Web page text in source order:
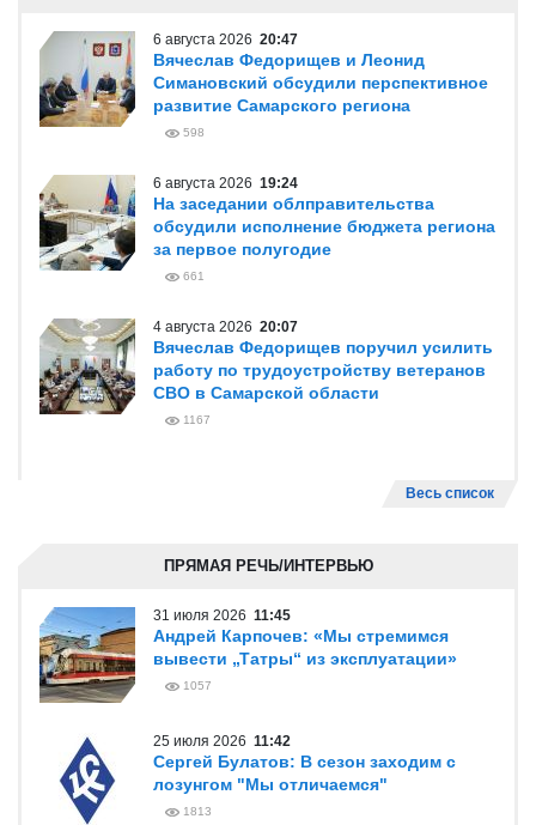
6 августа 2026 20:47
Вячеслав Федорищев и Леонид
Симановский обсудили перспективное
развитие Самарского региона
598
6 августа 2026 19:24
На заседании облправительства
обсудили исполнение бюджета региона
за первое полугодие
661
4 августа 2026 20:07
Вячеслав Федорищев поручил усилить
работу по трудоустройству ветеранов
СВО в Самарской области
1167
Весь список
ПРЯМАЯ РЕЧЬ/ИНТЕРВЬЮ
31 июля 2026 11:45
Андрей Карпочев: «Мы стремимся
вывести „Татры“ из эксплуатации»
1057
25 июля 2026 11:42
Сергей Булатов: В сезон заходим с
лозунгом "Мы отличаемся"
1813